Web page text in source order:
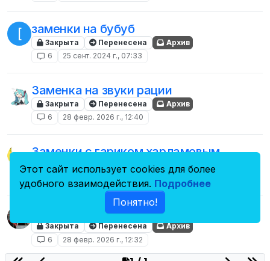
[ заменки на бубуб
Закрыта Перенесена
Архив
6
25 сент. 2024 г., 07:33
Заменка на звуки рации
Закрыта Перенесена
Архив
6
28 февр. 2026 г., 12:40
Заменки с гариком харламовым
Закрыта
Архив
28 февр. 2026 г., 12:36
Старые заменки с форума
Закрыта Перенесена
Архив
6
28 февр. 2026 г., 12:32
Этот сайт использует cookies для более
удобного взаимодействия. Подробнее
Понятно!